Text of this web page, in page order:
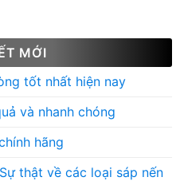
MỚI
tốt nhất hiện nay
và nhanh chóng
hãng
thật về các loại sáp nến